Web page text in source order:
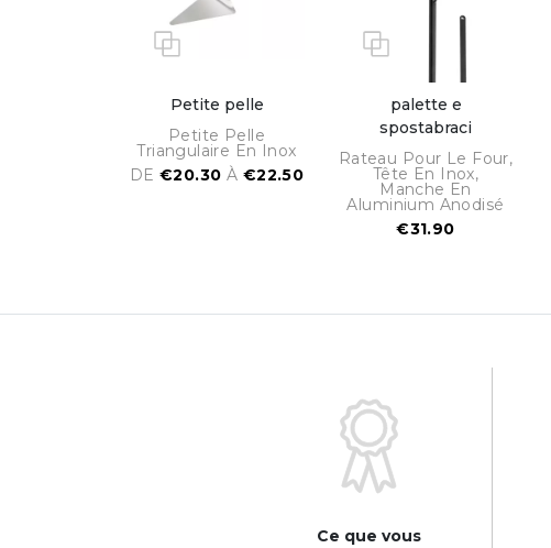
Petite pelle
Petite Pelle
Triangulaire En Inox
DE €20.30 À €22.50
palette e
spostabraci
Rateau Pour Le Four,
Tête En Inox,
Manche En
Aluminium Anodisé
€31.90
Ce que vous